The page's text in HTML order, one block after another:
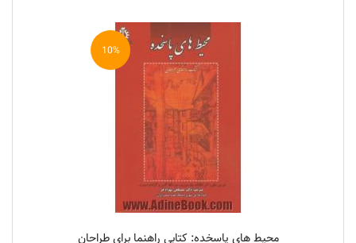
10%
محیط های پاسخده: کتابی راهنما برای طراحان